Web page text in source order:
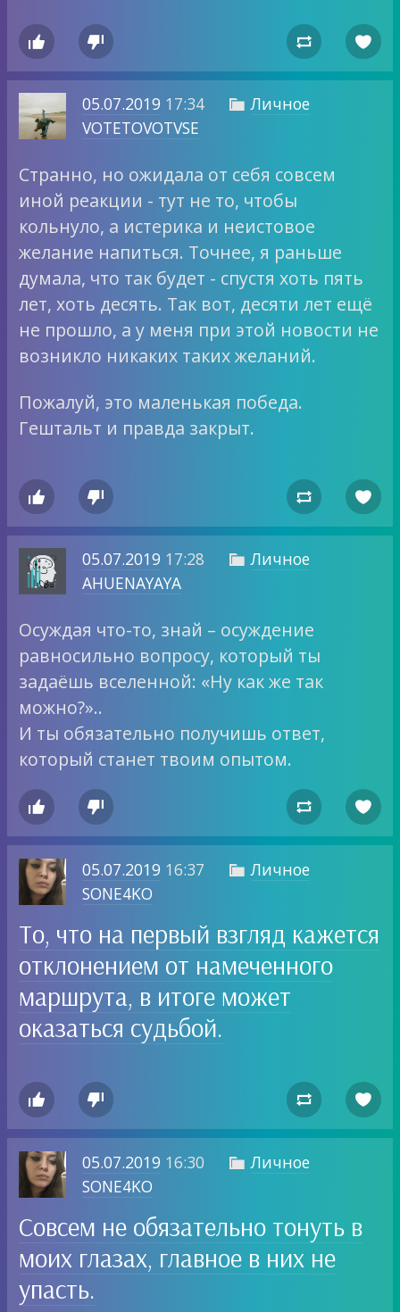
   
05.07.2019 17:34  Личное
VOTETOVOTVSE
Странно, но ожидала от себя совсем
иной реакции - тут не то, чтобы
кольнуло, а истерика и неистовое
желание напиться. Точнее, я раньше
думала, что так будет - спустя хоть пять
лет, хоть десять. Так вот, десяти лет ещё
не прошло, а у меня при этой новости не
возникло никаких таких желаний.
Пожалуй, это маленькая победа.
Гештальт и правда закрыт.
   
05.07.2019 17:28  Личное
AHUENAYAYA
Осуждая что-то, знай – осуждение
равносильно вопросу, который ты
задаёшь вселенной: «Ну как же так
можно?»..
И ты обязательно получишь ответ,
который станет твоим опытом.
   
05.07.2019 16:37  Личное
SONE4KO
То, что на первый взгляд кажется
отклонением от намеченного
маршрута, в итоге может
оказаться судьбой.
   
05.07.201916:30  Личное
SONE4KO
Совсем не обязательно тонуть в
моих глазах, главное в них не
упасть.